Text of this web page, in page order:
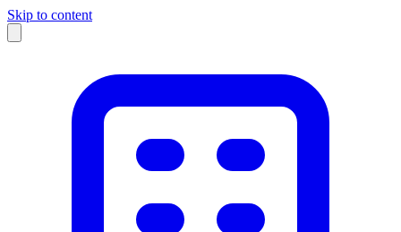
Skip to content